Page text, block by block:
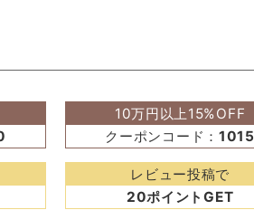
10万円以上15%OFF
クーポンコード： 1015
レビュー投稿で
20ポイントGET